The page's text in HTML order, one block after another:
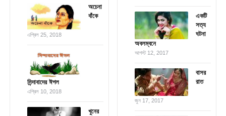
অচেনা
বাঁকে
এপ্রিল 25, 2018
সিন্দাবাদের ঈগল
এপ্রিল 10, 2018
খুনের
একটি
সত্য
ঘটনা
অবলম্বনে
আগস্ট 12, 2017
বাসর
রাত
জুন 17, 2017